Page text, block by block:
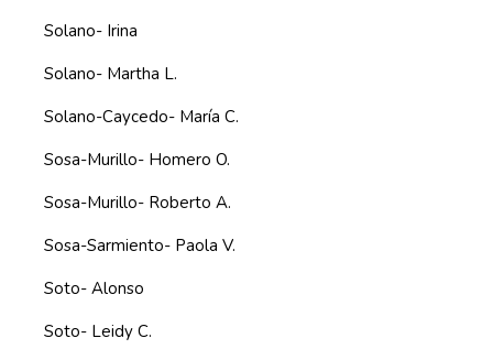
Solano- Irina
Solano- Martha L.
Solano-Caycedo- María C.
Sosa-Murillo- Homero O.
Sosa-Murillo- Roberto A.
Sosa-Sarmiento- Paola V.
Soto- Alonso
Soto- Leidy C.